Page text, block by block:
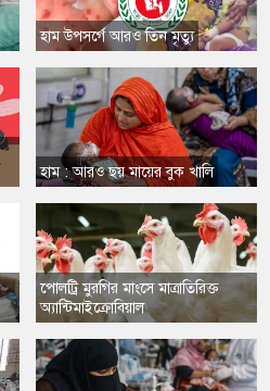
​হাম উপসর্গে আরও তিন মৃত্যু
​হাম : আরও ছয় মায়ের বুক খালি
​পোলট্রি মুরগির মাংসে মাত্রাতিরিক্ত
অ্যান্টিমাইক্রোবিয়াল